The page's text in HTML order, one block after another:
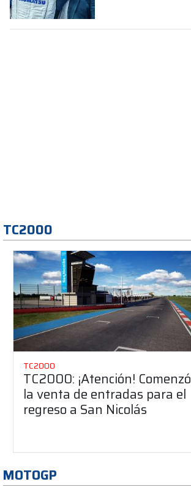
TC2000
TC2000
TC2000: ¡Atención! Comenzó
la venta de entradas para el
regreso a San Nicolás
MOTOGP